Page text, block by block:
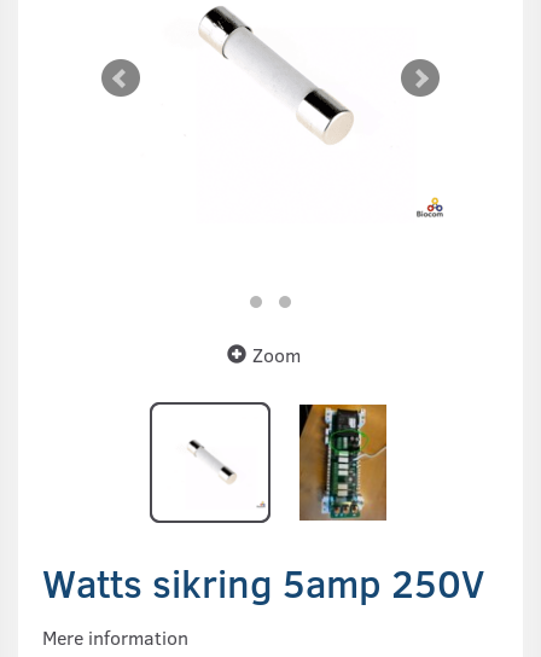
Zoom
Watts sikring 5amp 250V
Mere information